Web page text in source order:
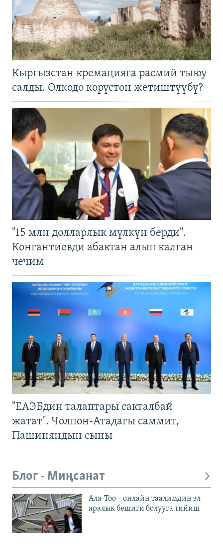
Кыргызстан кремацияга расмий тыюу
салды. Өлкөдө көрүстөн жетиштүүбү?
"15 млн долларлык мүлкүн берди".
Конгантиевди абактан алып калган
чечим
"ЕАЭБдин талаптары сакталбай
жатат". Чолпон-Атадагы саммит,
Пашиняндын сыны
Блог - Миңсанат
Ала-Тоо – онлайн таалимдин эл
аралык бешиги болууга тийиш